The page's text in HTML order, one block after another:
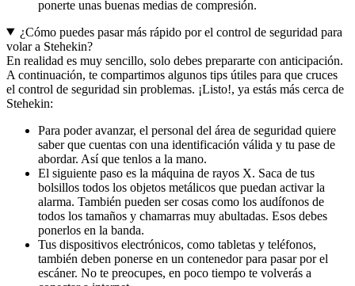
ponerte unas buenas medias de compresión.
¿Cómo puedes pasar más rápido por el control de seguridad para
volar a Stehekin?
En realidad es muy sencillo, solo debes prepararte con anticipación.
A continuación, te compartimos algunos tips útiles para que cruces
el control de seguridad sin problemas. ¡Listo!, ya estás más cerca de
Stehekin:
Para poder avanzar, el personal del área de seguridad quiere
saber que cuentas con una identificación válida y tu pase de
abordar. Así que tenlos a la mano.
El siguiente paso es la máquina de rayos X. Saca de tus
bolsillos todos los objetos metálicos que puedan activar la
alarma. También pueden ser cosas como los audífonos de
todos los tamaños y chamarras muy abultadas. Esos debes
ponerlos en la banda.
Tus dispositivos electrónicos, como tabletas y teléfonos,
también deben ponerse en un contenedor para pasar por el
escáner. No te preocupes, en poco tiempo te volverás a